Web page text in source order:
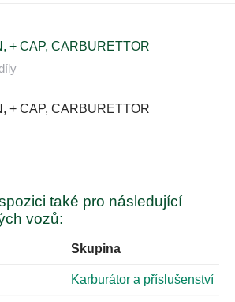
+ CAP, CARBURETTOR
+ CAP, CARBURETTOR
také pro následující
vozů:
Skupina
Karburátor a příslušenství